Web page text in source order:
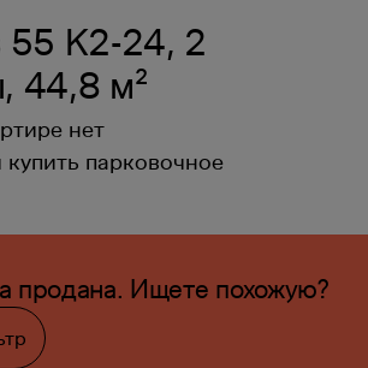
55 K2-24, 2
44,8 м²
нет
парковочное
продана. Ищете похожую?